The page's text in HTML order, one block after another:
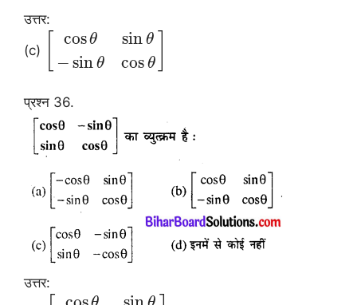
उत्तर:
(c)
cosθ
− sin θ
sin θ
cos θ
प्रश्न 36.
उत्तर: